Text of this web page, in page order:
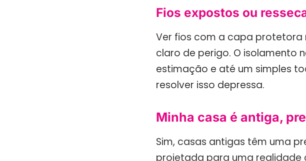
Fios expostos ou
Ver fios com a capa protetora
claro de perigo. O isolamento
estimação e até um simples
resolver isso depressa.
Minha casa é antiga,
Sim, casas antigas têm uma
projetada para uma realidade